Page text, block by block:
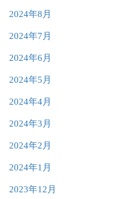
2024年8月
2024年7月
2024年6月
2024年5月
2024年4月
2024年3月
2024年2月
2024年1月
2023年12月